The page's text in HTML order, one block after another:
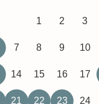
1 2 3
7 8 9 10
14 15 16 17
21 22 23 24